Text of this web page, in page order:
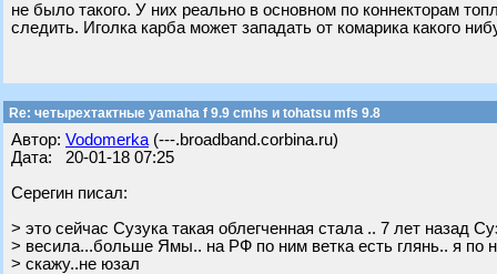
не было такого. У них реально в основном по коннекторам
следить. Иголка карба может западать от комарика какого
Re: четырехтактные yamaha f 9.9 cmhs и tohatsu mfs 9.8
Автор: Vodomerka (---.broadband.corbina.ru)
Дата: 20-01-18 07:25
Серегин писал:
> это сейчас Сузука такая облегченная стала .. 7 лет назад
> весила...больше Ямы.. на РФ по ним ветка есть глянь.. я по
> скажу..не юзал